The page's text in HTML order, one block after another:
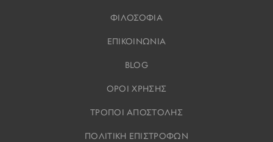
ΦΙΛΟΣΟΦΙΑ
ΕΠΙΚΟΙΝΩΝΙΑ
BLOG
ΟΡΟΙ ΧΡΗΣΗΣ
ΤΡΟΠΟΙ ΑΠΟΣΤΟΛΗΣ
ΠΟΛΙΤΙΚΗ ΕΠΙΣΤΡΟΦΩΝ